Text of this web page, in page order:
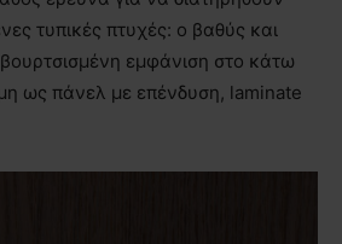
τυπικές πτυχές: ο βαθύς και
εμφάνιση στο κάτω
ως πάνελ με επένδυση, laminate